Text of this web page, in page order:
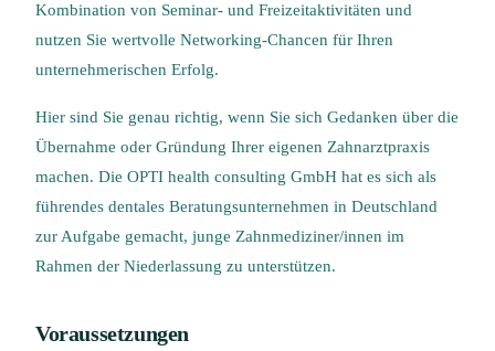
Kombination von Seminar- und Freizeitaktivitäten und
nutzen Sie wertvolle Networking-Chancen für Ihren
unternehmerischen Erfolg.
Hier sind Sie genau richtig, wenn Sie sich Gedanken über die
Übernahme oder Gründung Ihrer eigenen Zahnarztpraxis
machen. Die OPTI health consulting GmbH hat es sich als
führendes dentales Beratungsunternehmen in Deutschland
zur Aufgabe gemacht, junge Zahnmediziner/innen im
Rahmen der Niederlassung zu unterstützen.
Voraussetzungen